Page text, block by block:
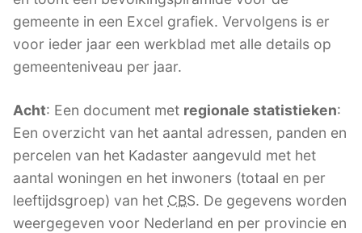
gemeente in een Excel grafiek. Vervolgens is er
voor ieder jaar een werkblad met alle details op
gemeenteniveau per jaar.
Acht: Een document met regionale statistieken:
Een overzicht van het aantal adressen, panden en
percelen van het Kadaster aangevuld met het
aantal woningen en het inwoners (totaal en per
leeftijdsgroep) van het CBS. De gegevens worden
weergegeven voor Nederland en per provincie en